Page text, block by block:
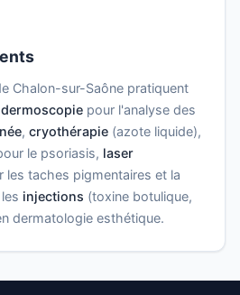
Chalon-sur-Saône pratiquent
dermoscopie pour l'analyse des
, cryothérapie (azote liquide),
le psoriasis, laser
les taches pigmentaires et la
injections (toxine botulique,
dermatologie esthétique.